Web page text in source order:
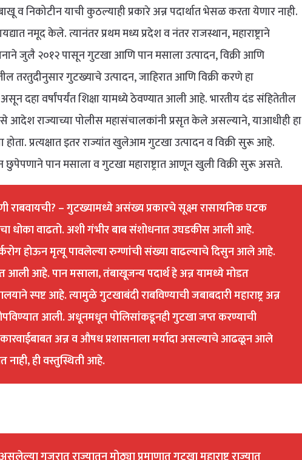
याची कुठल्याही प्रकारे अन्न पदार्थात भेसळ करता येणार नाही.
नमूद केले. त्यानंतर प्रथम मध्य प्रदेश व नंतर राजस्थान, महाराष्ट्राने
जुलै २०१२ पासून गुटखा आणि पान मसाला उत्पादन, विक्री आणि
तरतुदीनुसार गुटख्याचे उत्पादन, जाहिरात आणि विक्री करणे हा
दहा वर्षांपर्यंत शिक्षा यामध्ये ठेवण्यात आली आहे. भारतीय दंड संहितेतील
आदेश राज्याच्या पोलीस महासंचालकांनी प्रसृत केले असल्याने, याआधीही हा
होता. प्रत्यक्षात इतर राज्यांत खुलेआम गुटखा उत्पादन व विक्री सुरू आहे.
छुपेपणाने पान मसाला व गुटखा महाराष्ट्रात आणून खुली विक्री सुरू असते.
– गुटख्यामध्ये असंख्य प्रकारचे सूक्ष्म रासायनिक घटक
धोका वाढतो. अशी गंभीर बाब संशोधनात उघडकीस आली आहे.
होऊन मृत्यू पावलेल्या रुग्णांची संख्या वाढल्याचे दिसुन आले आहे.
आहे. पान मसाला, तंबाखूजन्य पदार्थ हे अन्न यामध्ये मोडत
स्पष्ट आहे. त्यामुळे गुटखाबंदी राबविण्याची जबाबदारी महाराष्ट्र अन्न
आली. अधूनमधून पोलिसांकडूनही गुटखा जप्त करण्याची
अन्न व औषध प्रशासनाला मर्यादा असल्याचे आढळून आले
नाही, ही वस्तुस्थिती आहे.